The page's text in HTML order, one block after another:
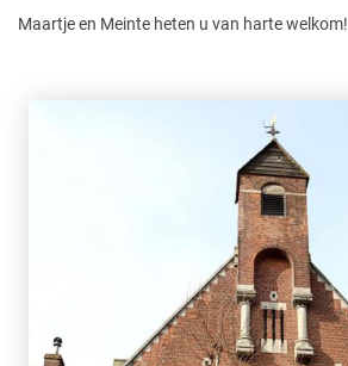
Maartje en Meinte heten u van harte welkom!